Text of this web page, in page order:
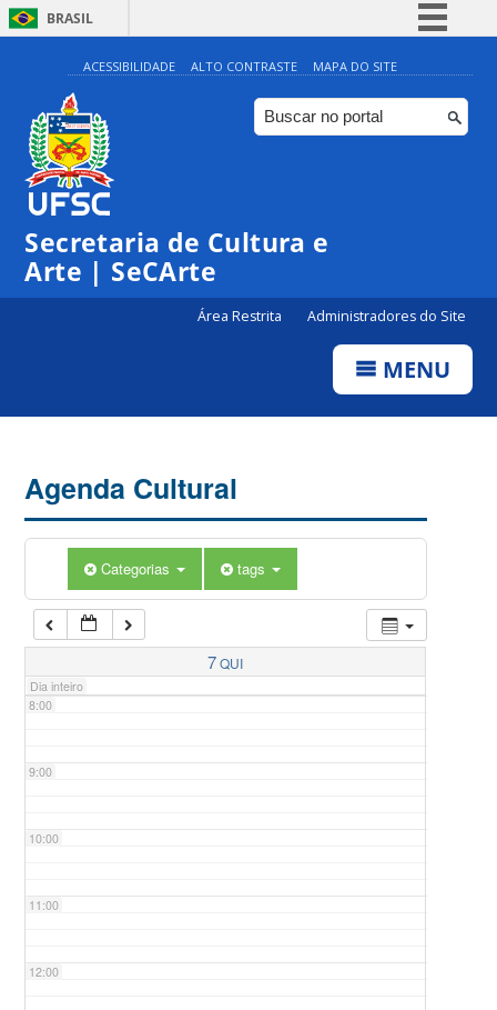
BRASIL
Simplifique!
Comunica BR
Participe
ACESSIBILIDADE ALTO CONTRASTE MAPA DO SITE
Secretaria de Cultura e
Arte | SeCArte
Área Restrita Administradores do Site
MENU
Agenda Cultural
Categorias tags
7QUI
Dia inteiro
0:00
1:00
5:00
7:00
8:00
9:00
10:00
11:00
12:00